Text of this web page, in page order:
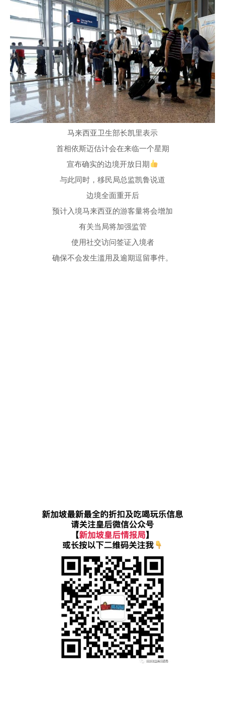
马来西亚卫生部长凯里表示
首相依斯迈估计会在来临一个星期
宣布确实的边境开放日期
与此同时，移民局总监凯鲁说道
边境全面重开后
预计入境马来西亚的游客量将会增加
有关当局将加强监管
使用社交访问签证入境者
确保不会发生滥用及逾期逗留事件。